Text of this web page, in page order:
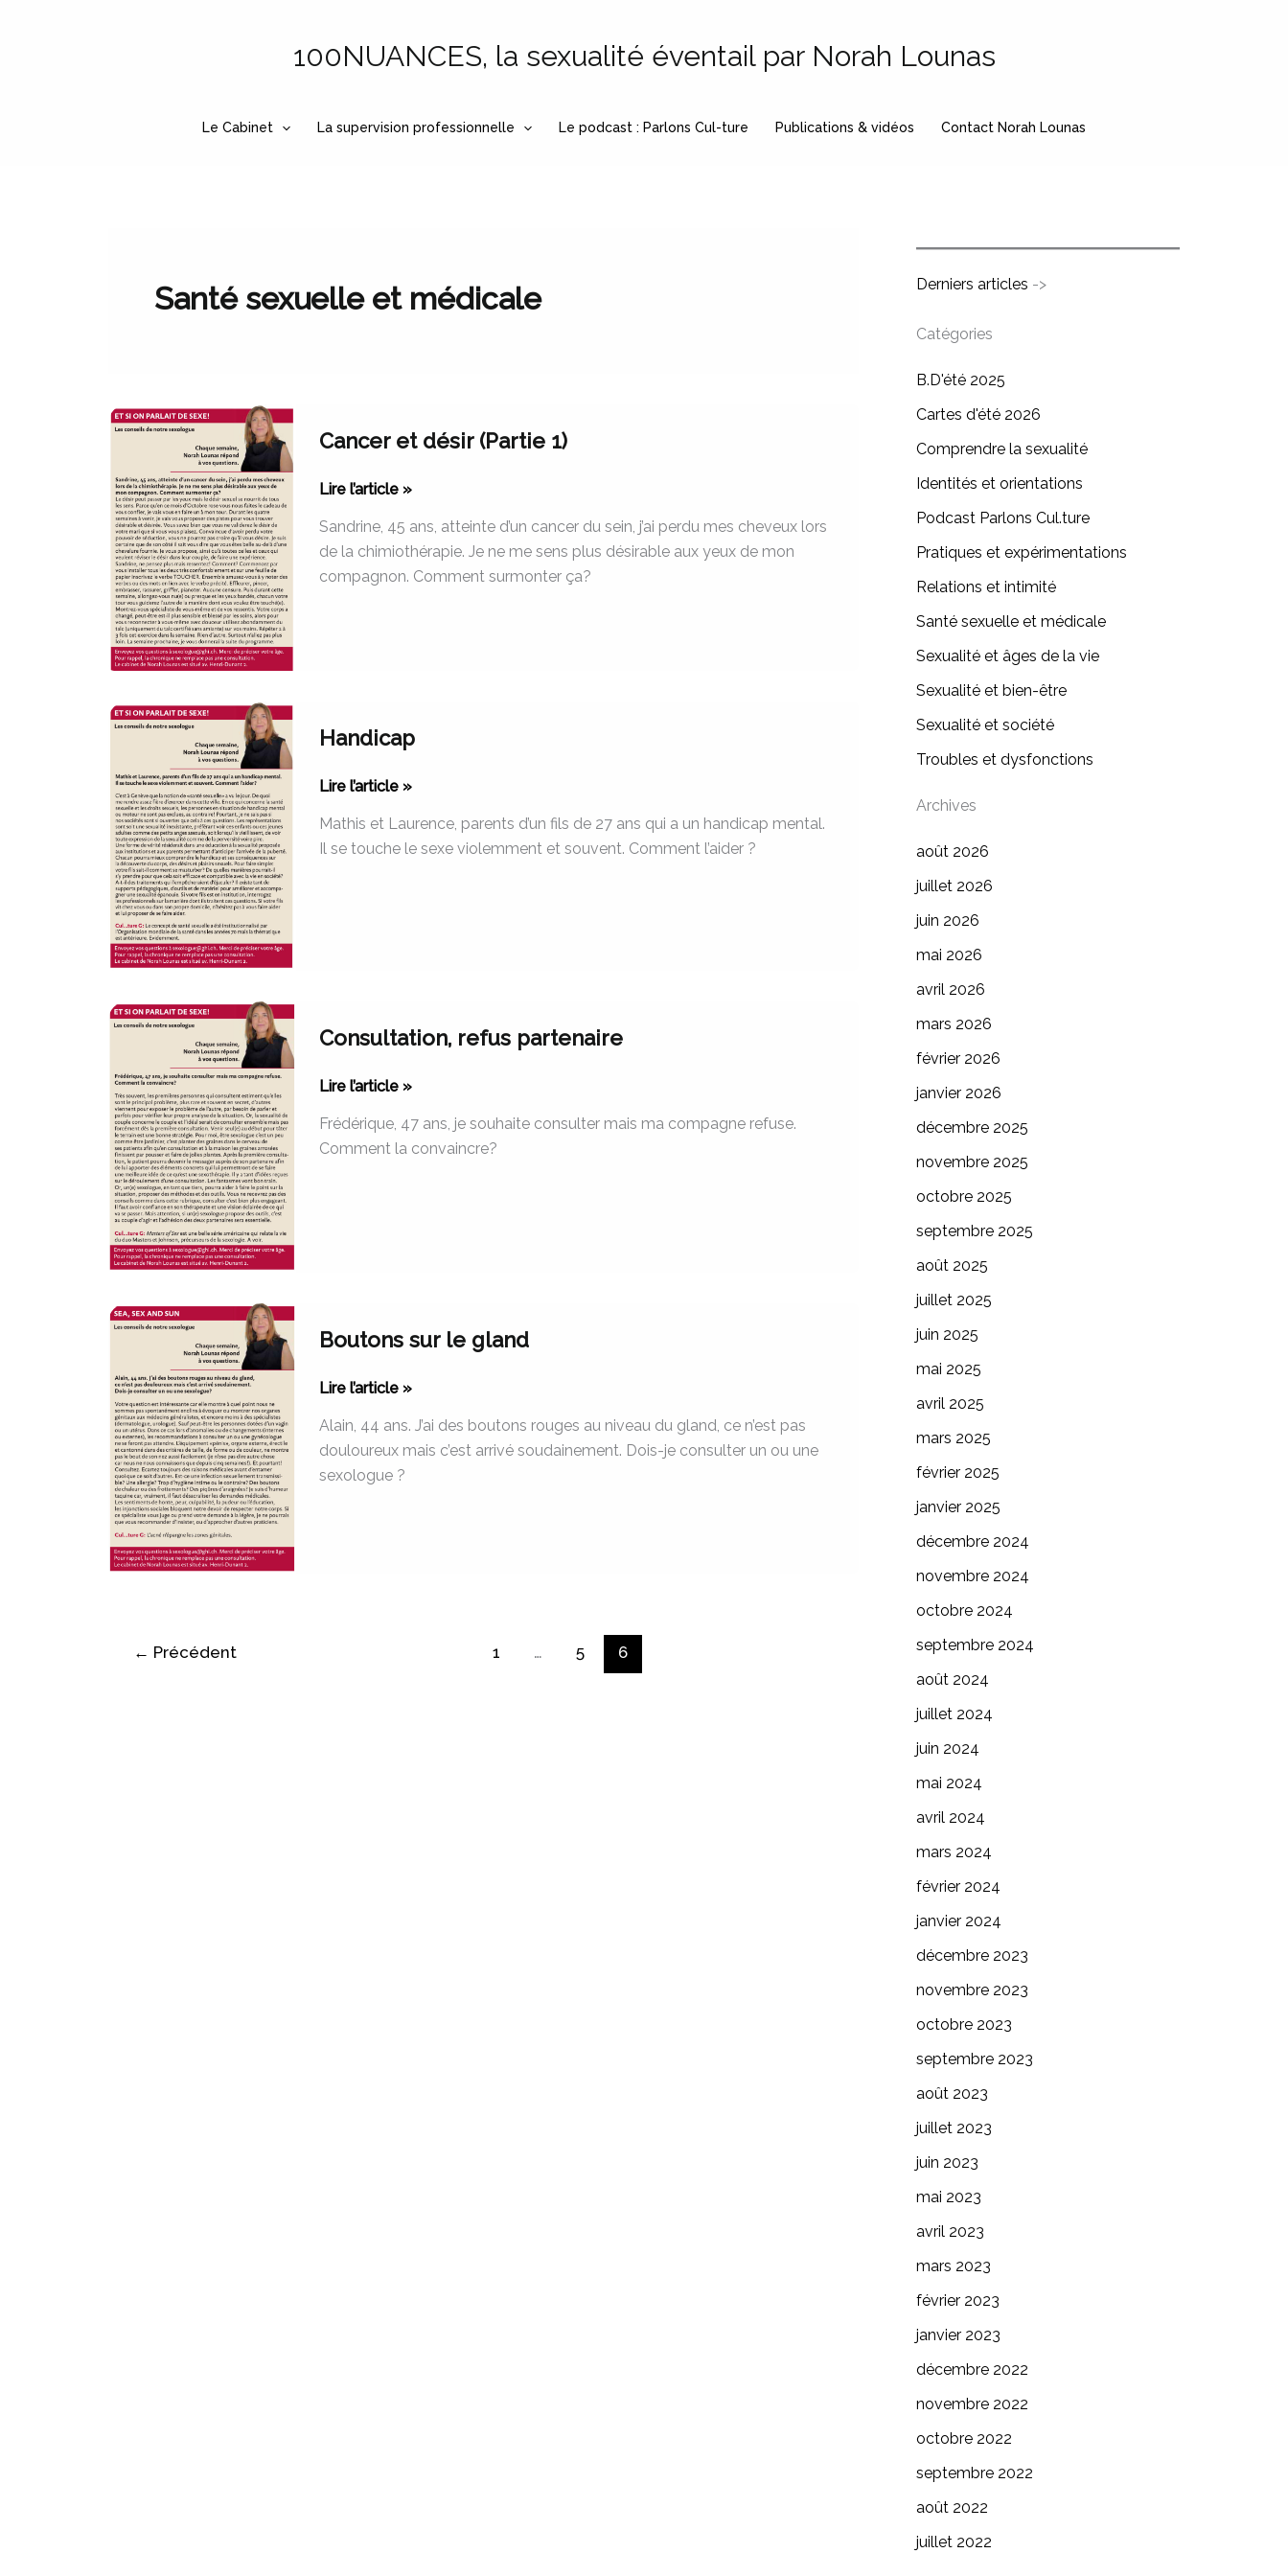
100NUANCES, la sexualité éventail par Norah Lounas
Le Cabinet La supervision professionnelle Le podcast : Parlons Cul-ture Publications & vidéos Contact Norah Lounas
Santé sexuelle et médicale
Cancer et désir (Partie 1)
et
(Partie
Lire l’article »
Sandrine, 45 ans, atteinte d’un cancer du sein, j’ai perdu mes cheveux lors
de la chimiothérapie. Je ne me sens plus désirable aux yeux de mon
compagnon. Comment surmonter ça?
Handicap
Lire l’article »
Mathis et Laurence, parents d’un fils de 27 ans qui a un handicap mental.
Il se touche le sexe violemment et souvent. Comment l’aider ?
Consultation, refus partenaire
refus
Lire l’article »
Frédérique, 47 ans, je souhaite consulter mais ma compagne refuse.
Comment la convaincre?
Boutons sur le gland
sur
gland
Lire l’article »
Alain, 44 ans. J’ai des boutons rouges au niveau du gland, ce n’est pas
douloureux mais c’est arrivé soudainement. Dois-je consulter un ou une
sexologue ?
← Précédent 1 … 5 6
Derniers articles ->
Catégories
B.D'été 2025
Cartes d'été 2026
Comprendre la sexualité
Identités et orientations
Podcast Parlons Cul.ture
Pratiques et expérimentations
Relations et intimité
Santé sexuelle et médicale
Sexualité et âges de la vie
Sexualité et bien-être
Sexualité et société
Troubles et dysfonctions
Archives
août 2026
juillet 2026
juin 2026
mai 2026
avril 2026
mars 2026
février 2026
janvier 2026
décembre 2025
novembre 2025
octobre 2025
septembre 2025
août 2025
juillet 2025
juin 2025
mai 2025
avril 2025
mars 2025
février 2025
janvier 2025
décembre 2024
novembre 2024
octobre 2024
septembre 2024
août 2024
juillet 2024
juin 2024
mai 2024
avril 2024
mars 2024
février 2024
janvier 2024
décembre 2023
novembre 2023
octobre 2023
septembre 2023
août 2023
juillet 2023
juin 2023
mai 2023
avril 2023
mars 2023
février 2023
janvier 2023
décembre 2022
novembre 2022
octobre 2022
septembre 2022
août 2022
juillet 2022